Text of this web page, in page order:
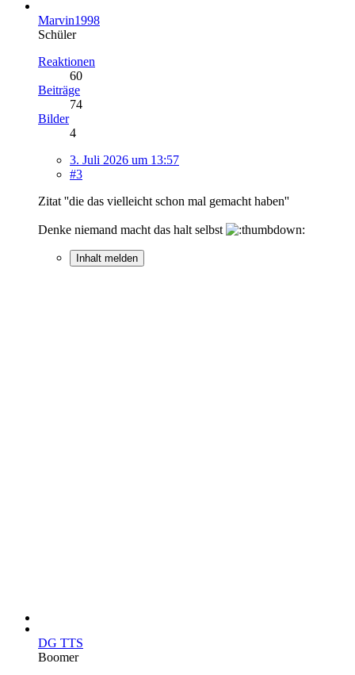
Marvin1998
Schüler
Reaktionen
60
Beiträge
74
Bilder
4
3. Juli 2026 um 13:57
#3
Zitat ''die das vielleicht schon mal gemacht haben''
Denke niemand macht das halt selbst
Inhalt melden
DG TTS
Boomer